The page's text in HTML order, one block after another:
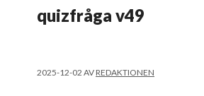
quizfråga v49
2025-12-02 AVREDAKTIONEN